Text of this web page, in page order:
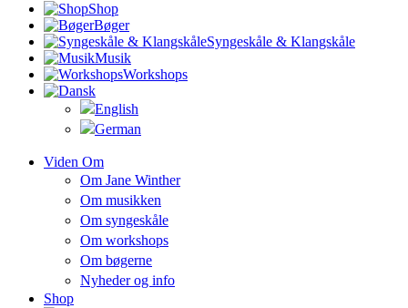
Shop
Bøger
Syngeskåle & Klangskåle
Musik
Workshops
Viden Om
Om Jane Winther
Om musikken
Om syngeskåle
Om workshops
Om bøgerne
Nyheder og info
Shop